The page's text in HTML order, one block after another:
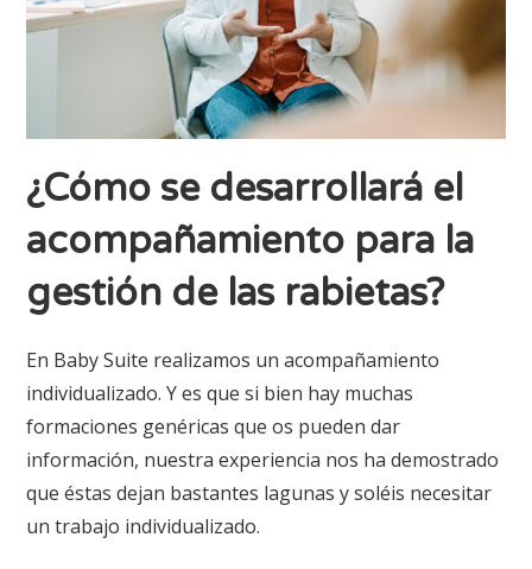
¿Cómo se desarrollará el
acompañamiento para la
gestión de las rabietas?
En Baby Suite realizamos un acompañamiento
individualizado. Y es que si bien hay muchas
formaciones genéricas que os pueden dar
información, nuestra experiencia nos ha demostrado
que éstas dejan bastantes lagunas y soléis necesitar
un trabajo individualizado.